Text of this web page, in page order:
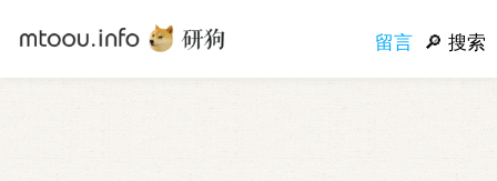
留言 搜索